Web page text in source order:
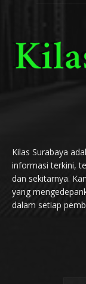
Kilas Surabaya
informasi terkini,
dan sekitarnya.
yang
dalam setiap